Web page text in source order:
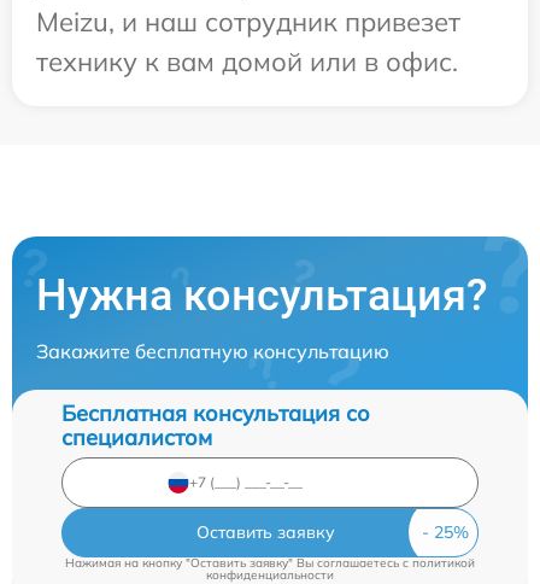
Meizu, и наш сотрудник привезет
технику к вам домой или в офис.
Нужна консультация?
Закажите бесплатную консультацию
Бесплатная консультация со
специалистом
Оставить заявку
Нажимая на кнопку "Оставить заявку" Вы соглашаетесь cполитикой
конфиденциальности